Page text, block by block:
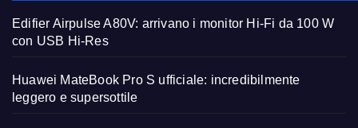
Edifier Airpulse A80V: arrivano i monitor Hi-Fi da 100 W
con USB Hi-Res
Huawei MateBook Pro S ufficiale: incredibilmente
leggero e supersottile